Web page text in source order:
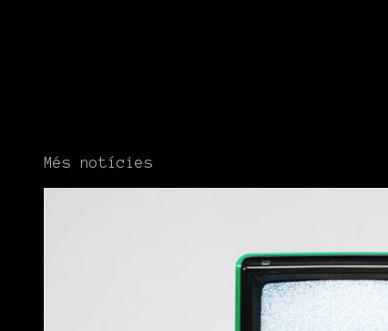
Més notícies